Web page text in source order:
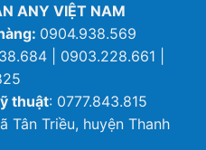
ANY VIỆT NAM
0904.938.569
| 0903.228.661 |
thuật: 0777.843.815
Tân Triều, huyện Thanh